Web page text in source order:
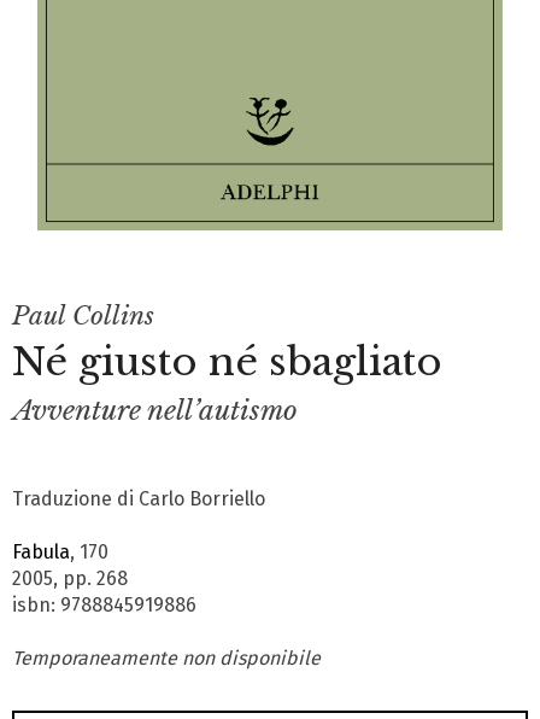
Paul Collins
Né giusto né sbagliato
Avventure nell’autismo
Traduzione di Carlo Borriello
Fabula, 170
2005, pp. 268
isbn: 9788845919886
Temporaneamente non disponibile